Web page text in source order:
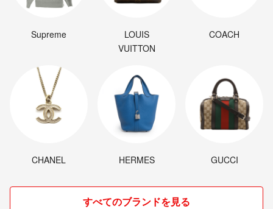
Supreme
LOUIS
VUITTON
COACH
CHANEL HERMES GUCCI
すべてのブランドを見る